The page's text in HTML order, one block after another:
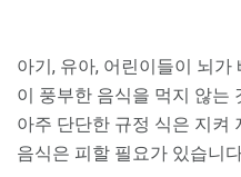
아기, 유아, 어린이들이 뇌
이 풍부한 음식을 먹지 않는
아주 단단한 규정 식은 지켜
음식은 피할 필요가 있습니